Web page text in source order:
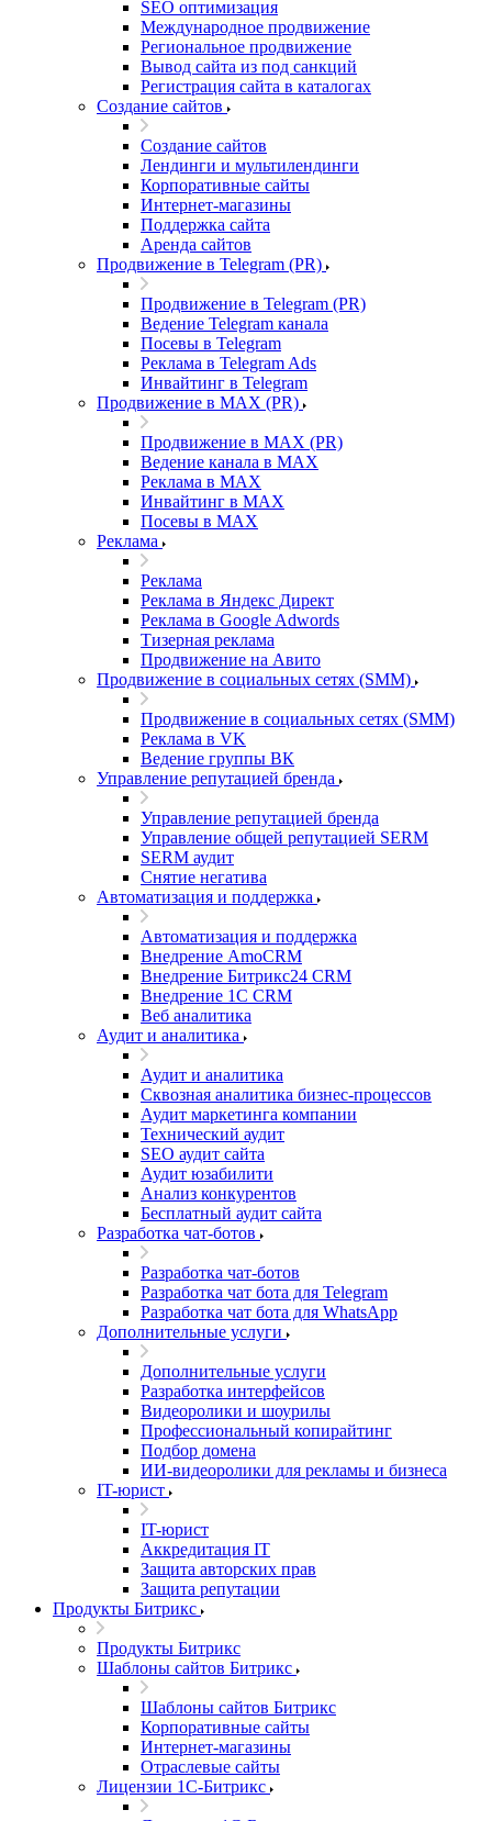
SEO оптимизация
Международное продвижение
Региональное продвижение
Вывод сайта из под санкций
Регистрация сайта в каталогах
Создание сайтов
Создание сайтов
Лендинги и мультилендинги
Корпоративные сайты
Интернет-магазины
Поддержка сайта
Аренда сайтов
Продвижение в Telegram (PR)
Продвижение в Telegram (PR)
Ведение Telegram канала
Посевы в Telegram
Реклама в Telegram Ads
Инвайтинг в Telegram
Продвижение в MAX (PR)
Продвижение в MAX (PR)
Ведение канала в MAX
Реклама в MAX
Инвайтинг в MAX
Посевы в MAX
Реклама
Реклама
Реклама в Яндекс Директ
Реклама в Google Adwords
Тизерная реклама
Продвижение на Авито
Продвижение в социальных сетях (SMM)
Продвижение в социальных сетях (SMM)
Реклама в VK
Ведение группы ВК
Управление репутацией бренда
Управление репутацией бренда
Управление общей репутацией SERM
SERM аудит
Снятие негатива
Автоматизация и поддержка
Автоматизация и поддержка
Внедрение AmoCRM
Внедрение Битрикс24 CRM
Внедрение 1C CRM
Веб аналитика
Аудит и аналитика
Аудит и аналитика
Сквозная аналитика бизнес-процессов
Аудит маркетинга компании
Технический аудит
SEO аудит сайта
Аудит юзабилити
Анализ конкурентов
Бесплатный аудит сайта
Разработка чат-ботов
Разработка чат-ботов
Разработка чат бота для Telegram
Разработка чат бота для WhatsApp
Дополнительные услуги
Дополнительные услуги
Разработка интерфейсов
Видеоролики и шоурилы
Профессиональный копирайтинг
Подбор домена
ИИ-видеоролики для рекламы и бизнеса
IT-юрист
IT-юрист
Аккредитация IT
Защита авторских прав
Защита репутации
Продукты Битрикс
Продукты Битрикс
Шаблоны сайтов Битрикс
Шаблоны сайтов Битрикс
Корпоративные сайты
Интернет-магазины
Отраслевые сайты
Лицензии 1С-Битрикс